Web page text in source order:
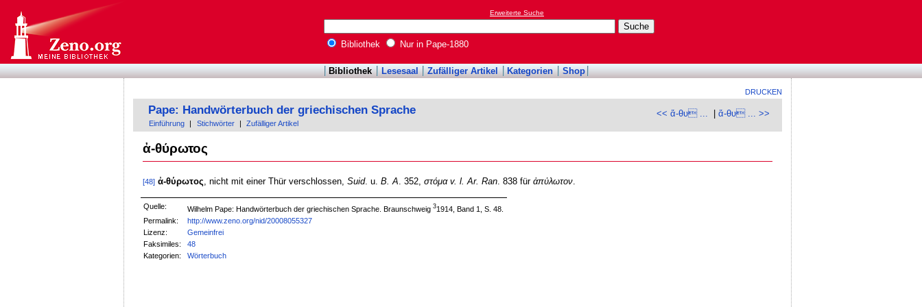
Erweiterte Suche
Bibliothek Nur in Pape-1880
Bibliothek Lesesaal Zufälliger Artikel Kategorien Shop
DRUCKEN
<< ἄ-θυ ... |ἄ-θυ ... >>
Pape: Handwörterbuch der griechischen Sprache
Einführung Stichwörter Zufälliger Artikel
ἀ-θύρωτος
[48] ἀ-θύρωτος , nicht mit einer Thür verschlossen, Suid. u. B. A . 352, στόμα v. l. Ar. Ran. 838 für ἀπὐλωτον.
Quelle: Wilhelm Pape: Handwörterbuch der griechischen Sprache. Braunschweig31914, Band 1, S. 48.
Permalink:
http://www.zeno.org/nid/20008055327
Lizenz:
Gemeinfrei
Faksimiles:
48
Kategorien:
Wörterbuch